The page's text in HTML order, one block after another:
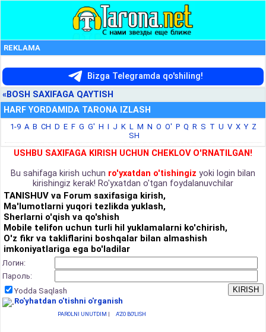
REKLAMA
Bizga Telegramda qo'shiling!
«BOSH SAXIFAGA QAYTISH
HARF YORDAMIDA TARONA IZLASH
1-9 A B CH D E F G G' H I J K L M N O O' P Q R S T U V X Y Z
SH
USHBU SAXIFAGA KIRISH UCHUN CHEKLOV O'RNATILGAN!
Bu sahifaga kirish uchun ro'yxatdan o'tishingiz yoki login bilan
kirishingiz kerak! Ro'yxatdan o'tgan foydalanuvchilar
TANISHUV va Forum saxifasiga kirish,
Ma'lumotlarni yuqori tezlikda yuklash,
Sherlarni o'qish va qo'shish
Mobile telifon uchun turli hil yuklamalarni ko'chirish,
O'z fikr va takliflarini boshqalar bilan almashish
imkoniyatlariga ega bo'ladilar
Логин:
Пароль:
Yodda Saqlash
Ro'yhatdan o'tishni o'rganish
PAROLNI UNUTDIM | A'ZO BO'LISH